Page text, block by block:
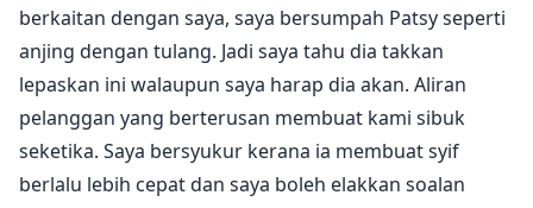
berkaitan dengan saya, saya bersumpah Patsy seperti
anjing dengan tulang. Jadi saya tahu dia takkan
lepaskan ini walaupun saya harap dia akan. Aliran
pelanggan yang berterusan membuat kami sibuk
seketika. Saya bersyukur kerana ia membuat syif
berlalu lebih cepat dan saya boleh elakkan soalan